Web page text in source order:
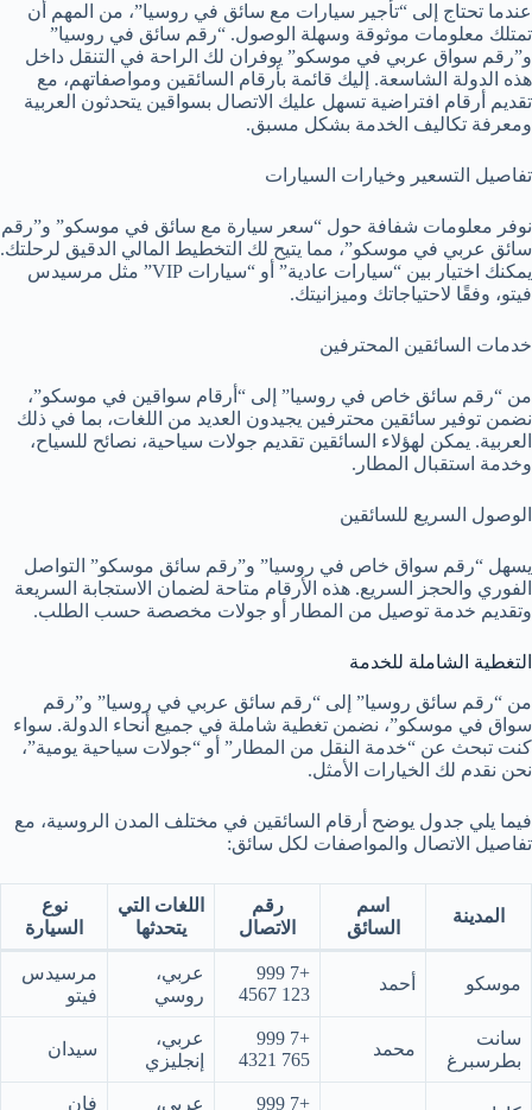
عندما تحتاج إلى “تأجير سيارات مع سائق في روسيا”، من المهم أن
تمتلك معلومات موثوقة وسهلة الوصول. “رقم سائق في روسيا”
و”رقم سواق عربي في موسكو” يوفران لك الراحة في التنقل داخل
هذه الدولة الشاسعة. إليك قائمة بأرقام السائقين ومواصفاتهم، مع
تقديم أرقام افتراضية تسهل عليك الاتصال بسواقين يتحدثون العربية
ومعرفة تكاليف الخدمة بشكل مسبق.
تفاصيل التسعير وخيارات السيارات
نوفر معلومات شفافة حول “سعر سيارة مع سائق في موسكو” و”رقم
سائق عربي في موسكو”، مما يتيح لك التخطيط المالي الدقيق لرحلتك.
يمكنك اختيار بين “سيارات عادية” أو “سيارات VIP” مثل مرسيدس
فيتو، وفقًا لاحتياجاتك وميزانيتك.
خدمات السائقين المحترفين
من “رقم سائق خاص في روسيا” إلى “أرقام سواقين في موسكو”،
نضمن توفير سائقين محترفين يجيدون العديد من اللغات، بما في ذلك
العربية. يمكن لهؤلاء السائقين تقديم جولات سياحية، نصائح للسياح،
وخدمة استقبال المطار.
الوصول السريع للسائقين
يسهل “رقم سواق خاص في روسيا” و”رقم سائق موسكو” التواصل
الفوري والحجز السريع. هذه الأرقام متاحة لضمان الاستجابة السريعة
وتقديم خدمة توصيل من المطار أو جولات مخصصة حسب الطلب.
التغطية الشاملة للخدمة
من “رقم سائق روسيا” إلى “رقم سائق عربي في روسيا” و”رقم
سواق في موسكو”، نضمن تغطية شاملة في جميع أنحاء الدولة. سواء
كنت تبحث عن “خدمة النقل من المطار” أو “جولات سياحية يومية”،
نحن نقدم لك الخيارات الأمثل.
فيما يلي جدول يوضح أرقام السائقين في مختلف المدن الروسية، مع
تفاصيل الاتصال والمواصفات لكل سائق:
المدينة
اسم
السائق
رقم
الاتصال
اللغات التي
يتحدثها
نوع
السيارة
موسكو أحمد
+7 999
123 4567
عربي،
روسي
مرسيدس
فيتو
سانت
بطرسبرغ
محمد
+7 999
765 4321
عربي،
إنجليزي
سيدان
+7 999 عربي، فان